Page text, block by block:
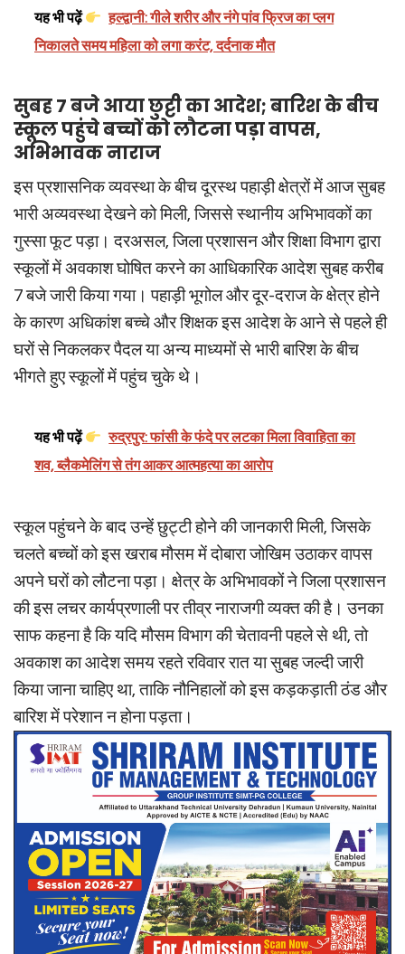
यह भी पढ़ें
हल्द्वानी: गीले शरीर और नंगे पांव फ्रिज का प्लग
निकालते समय महिला को लगा करंट, दर्दनाक मौत
सुबह 7 बजे आया छुट्टी का आदेश; बारिश के बीच
स्कूल पहुंचे बच्चों को लौटना पड़ा वापस,
अभिभावक नाराज
इस प्रशासनिक व्यवस्था के बीच दूरस्थ पहाड़ी क्षेत्रों में आज सुबह
भारी अव्यवस्था देखने को मिली, जिससे स्थानीय अभिभावकों का
गुस्सा फूट पड़ा। दरअसल, जिला प्रशासन और शिक्षा विभाग द्वारा
स्कूलों में अवकाश घोषित करने का आधिकारिक आदेश सुबह करीब
7 बजे जारी किया गया। पहाड़ी भूगोल और दूर-दराज के क्षेत्र होने
के कारण अधिकांश बच्चे और शिक्षक इस आदेश के आने से पहले ही
घरों से निकलकर पैदल या अन्य माध्यमों से भारी बारिश के बीच
भीगते हुए स्कूलों में पहुंच चुके थे।
यह भी पढ़ें
रुद्रपुर: फांसी के फंदे पर लटका मिला विवाहिता का
शव, ब्लैकमेलिंग से तंग आकर आत्महत्या का आरोप
स्कूल पहुंचने के बाद उन्हें छुट्टी होने की जानकारी मिली, जिसके
चलते बच्चों को इस खराब मौसम में दोबारा जोखिम उठाकर वापस
अपने घरों को लौटना पड़ा। क्षेत्र के अभिभावकों ने जिला प्रशासन
की इस लचर कार्यप्रणाली पर तीव्र नाराजगी व्यक्त की है। उनका
साफ कहना है कि यदि मौसम विभाग की चेतावनी पहले से थी, तो
अवकाश का आदेश समय रहते रविवार रात या सुबह जल्दी जारी
किया जाना चाहिए था, ताकि नौनिहालों को इस कड़कड़ाती ठंड और
बारिश में परेशान न होना पड़ता।